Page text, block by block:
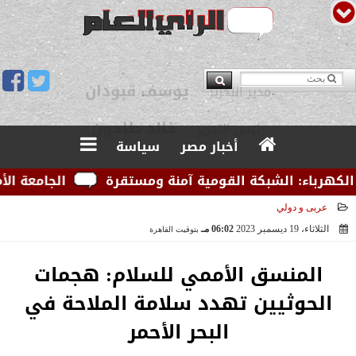
مدير التحرير يوسف قبودان
أخبار مصر
سياسة
الجامعة
الشبكة القومية آمنة ومستقرة
عربى و دولي
الثلاثاء، 19 ديسمبر 2023
06:02 مـ بتوقيت القاهرة
المنسق الأممي للسلام: هجمات
الحوثيين تهدد سلامة الملاحة في
البحر الأحمر